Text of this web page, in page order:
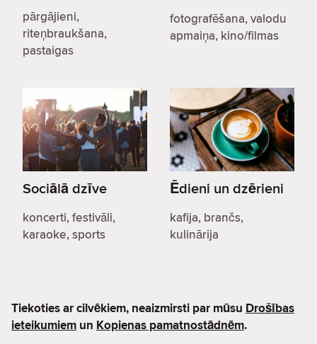
pārgājieni,
riteņbraukšana,
pastaigas
fotografēšana, valodu
apmaiņa, kino/filmas
Sociālā dzīve
koncerti, festivāli,
karaoke, sports
Ēdieni un dzērieni
kafija, brančs,
kulinārija
Tiekoties ar cilvēkiem, neaizmirsti par mūsu Drošības
ieteikumiem un Kopienas pamatnostādnēm.